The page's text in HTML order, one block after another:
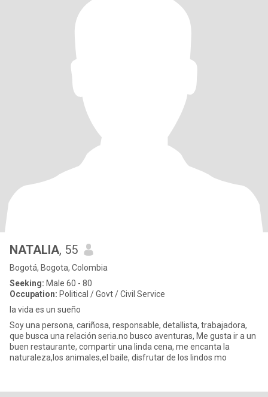
NATALIA, 55
Bogotá, Bogota, Colombia
Seeking: Male 60 - 80
Occupation: Political / Govt / Civil Service
la vida es un sueño
Soy una persona, cariñosa, responsable, detallista, trabajadora,
que busca una relación seria.no busco aventuras, Me gusta ir a un
buen restaurante, compartir una linda cena, me encanta la
naturaleza,los animales,el baile, disfrutar de los lindos mo